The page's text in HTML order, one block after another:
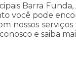
Barra
você pode
nossos
e saiba